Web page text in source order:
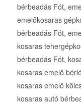
bérbeadás Fót,
emelőkosaras
bérbeadás Fót,
kosaras
bérbeadás Fót,
kosaras emelő
kosaras emelő
kosaras autó